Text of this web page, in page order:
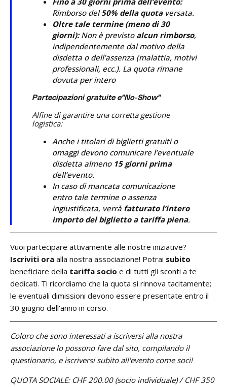
Rimborso del50% della quotaversata.
Oltre tale termine (meno di 30
giorni):Non è previsto alcun rimborso,
indipendentemente dal motivo della
disdetta o dell’assenza (malattia, motivi
professionali, ecc.). La quota rimane
dovuta per intero
Partecipazioni gratuite e"No-Show"
Alfine di garantire una corretta gestione
logistica:
Anche i titolari di biglietti gratuiti o
omaggi devono comunicare l’eventuale
disdetta almeno 15 giorni prima
dell’evento.
In caso di mancata comunicazione
entro tale termine o assenza
ingiustificata, verrà fatturato l’intero
importo del biglietto a tariffa piena.
Vuoi partecipare attivamente alle nostre iniziative?
Iscriviti ora alla nostra associazione! Potrai subito
beneficiare della tariffa socio e di tutti gli sconti a te
dedicati. Ti ricordiamo che la quota si rinnova tacitamente;
le eventuali dimissioni devono essere presentate entro il
30 giugno dell'anno in corso.
Coloro che sono interessati a iscriversi alla nostra
associazione lo possono fare dal sito, compilando il
questionario, e iscriversi subito all'evento come soci!
QUOTA SOCIALE: CHF 200.00 (socio individuale) / CHF 350